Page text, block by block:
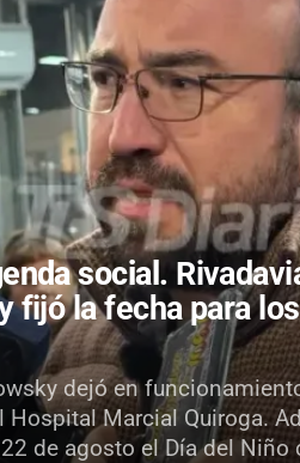
social.
fijó la fecha para
dejó en
Marcial Quiroga.
de agosto el Día del